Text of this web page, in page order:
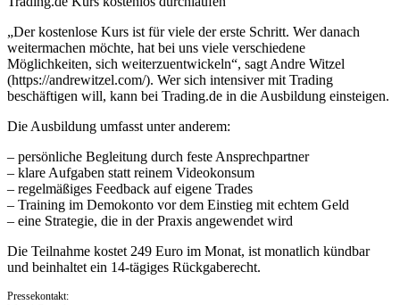
„Der kostenlose Kurs ist für viele der erste Schritt. Wer danach
weitermachen möchte, hat bei uns viele verschiedene
Möglichkeiten, sich weiterzuentwickeln“, sagt Andre Witzel
(https://andrewitzel.com/). Wer sich intensiver mit Trading
beschäftigen will, kann bei Trading.de in die Ausbildung einsteigen.
Die Ausbildung umfasst unter anderem:
– persönliche Begleitung durch feste Ansprechpartner
– klare Aufgaben statt reinem Videokonsum
– regelmäßiges Feedback auf eigene Trades
– Training im Demokonto vor dem Einstieg mit echtem Geld
– eine Strategie, die in der Praxis angewendet wird
Die Teilnahme kostet 249 Euro im Monat, ist monatlich kündbar
und beinhaltet ein 14-tägiges Rückgaberecht.
Pressekontakt: